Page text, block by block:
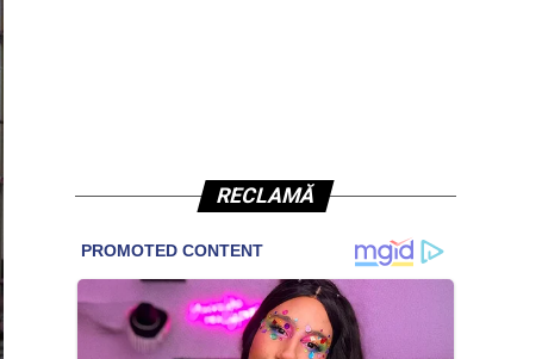
RECLAMĂ